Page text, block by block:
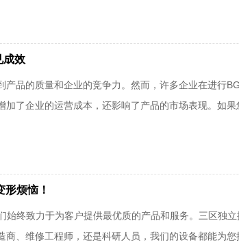
成效
品的质量和企业的竞争力。然而，许多企业在进行
了企业的运营成本，还影响了产品的市场表现。如
烦恼！
始终致力于为客户提供最优质的产品和服务。三区独
、维修工程师，还是科研人员，我们的设备都能为您